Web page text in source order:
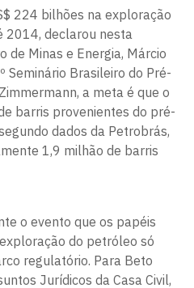
224 bilhões na exploração
2014, declarou nesta
Minas e Energia, Márcio
Seminário Brasileiro do Pré-
a meta é que o
barris provenientes do pré-
dados da Petrobrás,
1,9 milhão de barris
o evento que os papéis
do petróleo só
regulatório. Para Beto
Jurídicos da Casa Civil,